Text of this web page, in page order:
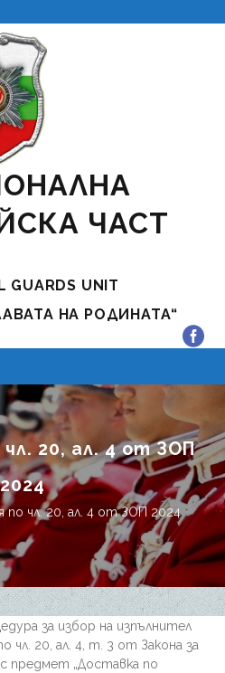
ЧАСТ
GUARDS UNIT
НА РОДИНАТА“
20, ал. 4 от ЗОП
2024
по чл. 20, ал. 4 от ЗОП 2024
за избор на изпълнител
чл. 20, ал. 4, т. 3 от Закона за
предмет „Доставка по